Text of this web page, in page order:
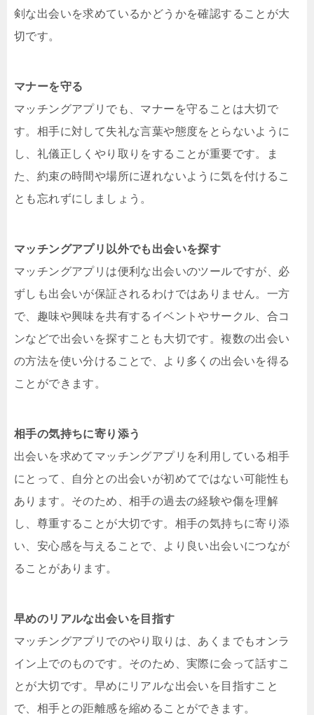
剣な出会いを求めているかどうかを確認することが大
切です。
マナーを守る
マッチングアプリでも、マナーを守ることは大切で
す。相手に対して失礼な言葉や態度をとらないように
し、礼儀正しくやり取りをすることが重要です。ま
た、約束の時間や場所に遅れないように気を付けるこ
とも忘れずにしましょう。
マッチングアプリ以外でも出会いを探す
マッチングアプリは便利な出会いのツールですが、必
ずしも出会いが保証されるわけではありません。一方
で、趣味や興味を共有するイベントやサークル、合コ
ンなどで出会いを探すことも大切です。複数の出会い
の方法を使い分けることで、より多くの出会いを得る
ことができます。
相手の気持ちに寄り添う
出会いを求めてマッチングアプリを利用している相手
にとって、自分との出会いが初めてではない可能性も
あります。そのため、相手の過去の経験や傷を理解
し、尊重することが大切です。相手の気持ちに寄り添
い、安心感を与えることで、より良い出会いにつなが
ることがあります。
早めのリアルな出会いを目指す
マッチングアプリでのやり取りは、あくまでもオンラ
イン上でのものです。そのため、実際に会って話すこ
とが大切です。早めにリアルな出会いを目指すこと
で、相手との距離感を縮めることができます。